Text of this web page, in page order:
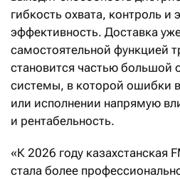
гибкость охвата, контроль
эффективность. Доставка
самостоятельной функцией
становится частью большой
системы, в которой ошибки
или исполнении напрямую
и рентабельность.
«К 2026 году казахстанская
стала более